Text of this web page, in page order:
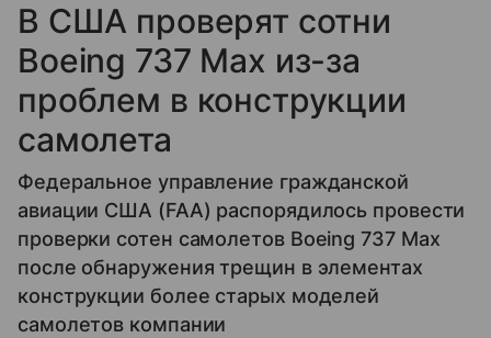
В США проверят сотни
Boeing 737 Max из-за
проблем в конструкции
самолета
Федеральное управление гражданской
авиации США (FAA) распорядилось провести
проверки сотен самолетов Boeing 737 Max
после обнаружения трещин в элементах
конструкции более старых моделей
самолетов компании